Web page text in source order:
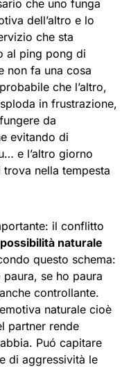
che uno funga
dell’altro e lo
che sta
al ping pong di
non fa una cosa
che l’altro,
in frustrazione,
da
evitando di
e l’altro giorno
nella tempesta
il conflitto
naturale
questo schema:
se ho paura
controllante.
naturale cioè
partner rende
Puó capitare
di aggressività le